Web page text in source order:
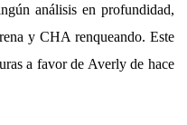
análisis en profundidad,
y CHA renqueando. Este
a favor de Averly de hace